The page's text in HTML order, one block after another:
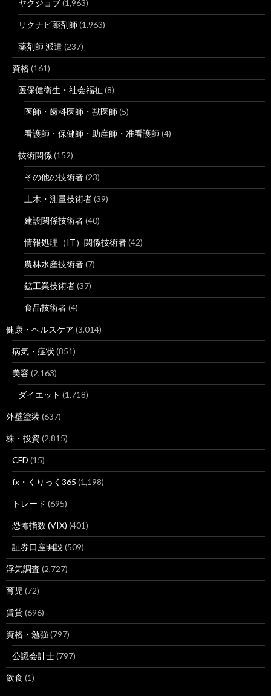
ヤクジョブ(1,963)
リクナビ薬剤師 (1,963)
薬剤師 派遣 (237)
資格(161)
医保健衛生・社会福祉 (8)
医師・歯科医師・獣医師 (5)
看護師・保健師・助産師・准看護師 (4)
技術関係(152)
その他の技術者(23)
土木・測量技術者(39)
建設関係技術者(40)
情報処理（IT）関係技術者(42)
農林水産技術者(7)
鉱工業技術者(37)
食品技術者(4)
健康・ヘルスケア (3,014)
病気・症状 (851)
美容 (2,163)
ダイエット (1,718)
外壁塗装 (637)
株・投資 (2,815)
CFD (15)
fx・くりっく365 (1,198)
トレード (695)
恐怖指数 (VIX) (401)
証券口座開設 (509)
浮気調査 (2,727)
育児 (72)
賃貸(696)
資格・勉強 (797)
公認会計士(797)
飲食 (1)